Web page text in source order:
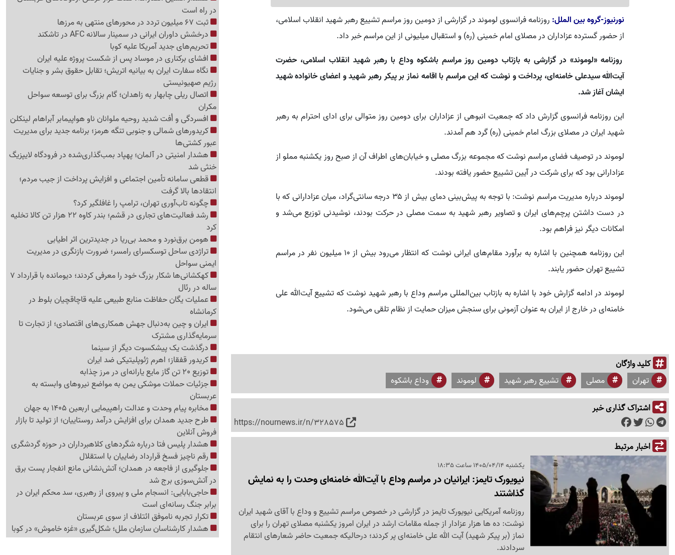
نورنیوز-گروه بین الملل: روزنامه فرانسوی لوموند در گزارشی از دومین روز مراسم تشییع رهبر شهید انقلاب اسلامی،
از حضور گسترده عزاداران در مصلای امام خمینی (ره) و استقبال میلیونی از این مراسم خبر داد.
روزنامه «لوموند» در گزارشی به بازتاب دومین روز مراسم باشکوه وداع با رهبر شهید انقلاب اسلامی، حضرت
آیت‌الله سیدعلی خامنه‌ای، پرداخت و نوشت که این مراسم با اقامه نماز بر پیکر رهبر شهید و اعضای خانواده شهید
ایشان آغاز شد.
این روزنامه فرانسوی گزارش داد که جمعیت انبوهی از عزاداران برای دومین روز متوالی برای ادای احترام به رهبر
شهید ایران در مصلای بزرگ امام خمینی (ره) گرد هم آمدند.
لوموند در توصیف فضای مراسم نوشت که مجموعه بزرگ مصلی و خیابان‌های اطراف آن از صبح روز یکشنبه مملو از
عزادارانی بود که برای شرکت در آیین تشییع حضور یافته بودند.
لوموند درباره مدیریت مراسم نوشت: با توجه به پیش‌بینی دمای بیش از ۳۵ درجه سانتی‌گراد، میان عزادارانی که با
در دست داشتن پرچم‌های ایران و تصاویر رهبر شهید به سمت مصلی در حرکت بودند، نوشیدنی توزیع می‌شد و
امکانات دیگر نیز فراهم بود.
این روزنامه همچنین با اشاره به برآورد مقام‌های ایرانی نوشت که انتظار می‌رود بیش از ۱۰ میلیون نفر در مراسم
تشییع تهران حضور یابند.
لوموند در ادامه گزارش خود با اشاره به بازتاب بین‌المللی مراسم وداع با رهبر شهید نوشت که تشییع آیت‌الله علی
خامنه‌ای در خارج از ایران به عنوان آزمونی برای سنجش میزان حمایت از نظام تلقی می‌شود.
کلید واژگان
تهران مصلی تشییع رهبر شهید لوموند وداع باشکوه
اشتراک گذاری خبر
https://nournews.ir/n/328575
اخبار مرتبط
یکشنبه 1405/04/14 ساعت 18:35
نیویورک تایمز: ایرانیان در مراسم وداع با آیت‌الله خامنه‌ای وحدت را به نمایش
گذاشتند
روزنامه آمریکایی نیویورک تایمز در گزارشی در خصوص مراسم تشییع و وداع با آقای شهید ایران
نوشت: ده‌ ها هزار عزادار از جمله مقامات ارشد در ایران امروز یکشنبه مصلای تهران را برای
نماز (بر پیکر شهید) آیت‌ الله علی خامنه‌ای پر کردند؛ درحالیکه جمعیت حاضر شعارهای انتقام
سردادند.
در راه است
ثبت 67 میلیون تردد در محورهای منتهی به مرزها
درخشش داوران ایرانی در سمینار سالانه AFC در تاشکند
تحریم‌های جدید آمریکا علیه کوبا
افشای برکناری در موساد پس از شکست پروژه علیه ایران
نگاه سفارت ایران به بیانیه اتریش؛ تقابل حقوق بشر و جنایات
رژیم صهیونیستی
اتصال ریلی چابهار به زاهدان؛ گام بزرگ برای توسعه سواحل
مکران
افسردگی و اُفت شدید روحیه ملوانان ناو هواپیمابر آبراهام لینکلن
کریدورهای شمالی و جنوبی تنگه هرمز؛ برنامه جدید برای مدیریت
عبور کشتی‌ها
هشدار امنیتی در آلمان؛ پهپاد بمب‌گذاری‌شده در فرودگاه لایپزیگ
خنثی شد
قطعی سامانه تأمین اجتماعی و افزایش پرداخت از جیب مردم؛
انتقادها بالا گرفت
چگونه تاب‌آوری تهران، ترامپ را غافلگیر کرد؟
رشد فعالیت‌های تجاری در قشم؛ بندر کاوه 22 هزار تن کالا تخلیه
کرد
هومن برق‌نورد و محمد بی‌ریا در جدیدترین اثر اطیابی
تراژدی ساحل توسکسرای رامسر؛ ضرورت بازنگری در مدیریت
ایمنی سواحل
کهکشانی‌ها شکار بزرگ خود را معرفی کردند؛ دیومانده با قرارداد 7
ساله در رئال
عملیات یگان حفاظت منابع طبیعی علیه قاچاقچیان بلوط در
کرمانشاه
ایران و چین به‌دنبال جهش همکاری‌های اقتصادی؛ از تجارت تا
سرمایه‌گذاری مشترک
درگذشت یک پیشکسوت دیگر از سینما
کریدور قفقاز؛ اهرم ژئوپلیتیکی ضد ایران
توزیع 20 تن گاز مایع یارانه‌ای در مرز چذابه
جزئیات حملات موشکی یمن به مواضع نیروهای وابسته به
عربستان
مخابره پیام وحدت و عدالت راهپیمایی اربعین 1405 به جهان
طرح جدید همدان برای افزایش درآمد روستاییان؛ از تولید تا بازار
فروش آنلاین
هشدار پلیس فتا درباره شگردهای کلاهبرداران در حوزه گردشگری
رقم ناچیز فسخ قرارداد رضاییان با استقلال
جلوگیری از فاجعه در همدان؛ آتش‌نشانی مانع انفجار پست برق
در آتش‌سوزی برج شد
حاجی‌بابایی: انسجام ملی و پیروی از رهبری، سد محکم ایران در
برابر جنگ رسانه‌ای است
تکرار تجربه ناموفق ائتلاف از سوی عربستان
هشدار کارشناسان سازمان ملل؛ شکل‌گیری «غزه‌ خاموش» در کوبا